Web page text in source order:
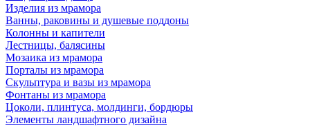
Изделия из мрамора
Ванны, раковины и душевые поддоны
Колонны и капители
Лестницы, балясины
Мозаика из мрамора
Порталы из мрамора
Скульптура и вазы из мрамора
Фонтаны из мрамора
Цоколи, плинтуса, молдинги, бордюры
Элементы ландшафтного дизайна